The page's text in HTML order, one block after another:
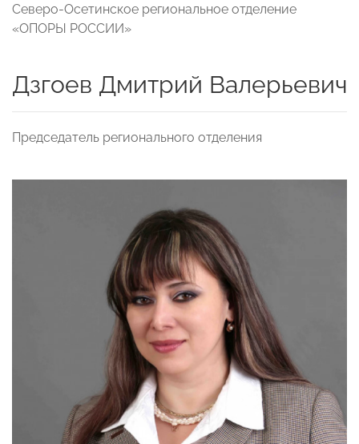
Северо-Осетинское региональное отделение
«ОПОРЫ РОССИИ»
Дзгоев Дмитрий Валерьевич
Председатель регионального отделения